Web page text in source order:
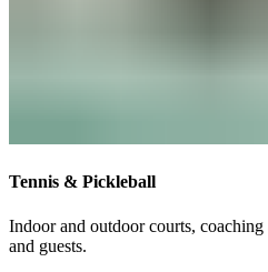
Tennis & Pickleball​​​​‌ ‍ ​‍​‍‌‍ ‌ ​‍‌‍‍‌‌‍‌ ‌‍‍‌‌‍ ‍​‍​‍​ ‍‍​‍​‍‌ ​ ‌‍​‌‌‍ ‍‌‍‍‌‌ ‌​‌ ‍‌​‍ ‍‌‍‍‌‌‍ ​‍​‍​‍ ​​‍​‍‌‍‍​‌ ​‍‌‍‌‌‌‍‌‍​‍​‍​ ‍‍​‍​‍‌‍‍​‌ ‌​‌ ‌​‌ ​​‌ ​ ​ ‍‍​‍ ​‍ ‌‍ ​​‍ ‌‌‍​‌‌‍ ‍‌‍‌​​‍ ‌‌ ​‍​‍ ‌‌‍‍​‌‍ ‌ ‌​‌‍‌‌‌‍ ​‌ ​ ​‍ ‌‌ ​ ‌ ‌​‌ ‌‌‌‍‌​‌‍‍‌‌‍ ​‍ ‍‌ ‌‍‌‍‌‌‌ ​‍‌‍​ ‌‍‌‌‌‍ ​​‍ ‍‌‍​‌‌ ​​‌ ​​​‍ ‌‍‍‌‌‍ ‍‌ ‌​‌‍‌‌‌‍ ‍‌ ‌​​‍ ‌‍‌‌‌‍‌​‌‍‍‌‌ ‌​​‍ ‌‍ ‌‌‍ ‌‍‌​‌‍‌‌​ ‌‌ ​​‌ ​‍‌‍‌‌‌ ​ ‌‍‌‌‌‍ ‍‌ ‌​‌‍​‌‌ ‌​‌‍‍‌‌‍ ‌‍ ‍​ ‍ ‌‍‍‌‌‍‌​​ ‌​ ​‌‌‍‌‍​ ‌‌‌‍​ ​ ​ ​ ‍​‌‍​‌‌‍​‌​‍ ‌​ ‍​​ ‍​​ ‌​​ ‍​​‍ ‌​ ‌​​ ​‍‌‍‌‌‌‍‌‍​‍ ‌​ ‍‌​ ‍​​ ​​‌‍‌‌​‍ ‌​ ‌ ‌‍‌​​ ‌​‌‍‌‌‌‍​ ‌‍‌​​ ‍‌​ ‍​​ ​ ‌‍​ ‌‍​‌‌‍‌‌​ ‍ ‌ ‌​‌ ‍‌‌ ​​‌‍‌‌​ ‌‌‍‍​‌‍ ‌ ‌​‌‍‌‌‌‍ ​‌‌​ ‌‍‍‌‌ ‌​‌‍‌‌‌‌​​‌‍​‌‌‍‌ ‌‍‌‌​ ‍ ‌ ​​‌‍​‌‌ ‌​‌‍‍​​ ‌‌ ​​‌‍​‌‌‍‌ ‌‍‌‌‌​​‍‌ ‌‌‌‍‍‌‌‍ ​‌‍‌​‌‍‌‌‌ ​‍​‍‌‌​ ‌‌‌​​‍‌‌ ‌‍‍ ‌‍‌‌‌ ‍‌​‍‌‌​ ​ ‌​‌​​‍‌‌​ ​ ‌​‌​​‍‌‌​ ​‍​ ​‍​ ‌ ​ ‌‌​ ‍​​ ‌ ​ ‍‌‌‍‌​‌‍​‍‌‍​ ‌‍‌‌‌‍​‍‌‍​ ‌‍‌‍​‍‌‌​ ​‍​ ​‍​‍‌‌​ ‌‌‌​‌​​‍ ‍‌‍​ ‌‍ ‌‍ ‍‌ ‌​‌‍‌‌‌‍ ‍‌ ‌​​‍‌‌​ ‌‌‌​​‍‌‌ ‌‍‍ ‌‍‌‌‌ ‍‌​‍‌‌​ ​ ‌​‌​​‍‌‌​ ​ ‌​‌​​‍‌‌​ ​‍​ ​‍‌‍‌‍​ ​‌‌‍‌‍​ ‌‌‌‍​‍​ ​​​ ​‍​ ‌ ​ ‍​​ ‌ ​ ​‍​ ‌​​‍‌‌​ ​‍​ ​‍​‍‌‌​ ‌‌‌​‌​​‍ ‍‌ ‌​‌‍‍‌‌ ‌​‌‍ ​‌‍‌‌​ ‌‍​‍‌‍​‌‌ ​ ‌‍‌‌‌‌‌‌‌ ​‍‌‍ ​​ ‌‌‍‍​‌ ‌​‌ ‌​‌ ​​‌ ​ ​‍‌‌​ ​ ‌​​‌​‍‌‌​ ​‍‌​‌‍​‍‌‌​ ​‍‌​‌‍‌‍ ​​‍ ‌‌‍​‌‌‍ ‍‌‍‌​​‍ ‌‌ ​‍​‍ ‌‌‍‍​‌‍ ‌ ‌​‌‍‌‌‌‍ ​‌ ​ ​‍ ‌‌ ​ ‌ ‌​‌ ‌‌‌‍‌​‌‍‍‌‌‍ ​‍ ‍‌ ‌‍‌‍‌‌‌ ​‍‌‍​ ‌‍‌‌‌‍ ​​‍ ‍‌‍​‌‌ ​​‌ ​​​‍‌‍‌‍‍‌‌‍‌​​ ‌​ ​‌‌‍‌‍​ ‌‌‌‍​ ​ ​ ​ ‍​‌‍​‌‌‍​‌​‍ ‌​ ‍​​ ‍​​ ‌​​ ‍​​‍ ‌​ ‌​​ ​‍‌‍‌‌‌‍‌‍​‍ ‌​ ‍‌​ ‍​​ ​​‌‍‌‌​‍ ‌​ ‌ ‌‍‌​​ ‌​‌‍‌‌‌‍​ ‌‍‌​​ ‍‌​ ‍​​ ​ ‌‍​ ‌‍​‌‌‍‌‌​‍‌‍‌ ‌​‌ ‍‌‌ ​​‌‍‌‌​ ‌‌‍‍​‌‍ ‌ ‌​‌‍‌‌‌‍ ​‌‌​ ‌‍‍‌‌ ‌​‌‍‌‌‌‌​​‌‍​‌‌‍‌ ‌‍‌‌​‍‌‍‌ ​​‌‍​‌‌ ‌​‌‍‍​​ ‌‌ ​​‌‍​‌‌‍‌ ‌‍‌‌‌​​‍‌ ‌‌‌‍‍‌‌‍ ​‌‍‌​‌‍‌‌‌ ​‍​‍‌‌​ ‌‌‌​​‍‌‌ ‌‍‍ ‌‍‌‌‌ ‍‌​‍‌‌​ ​ ‌​‌​​‍‌‌​ ​ ‌​‌​​‍‌‌​ ​‍​ ​‍​ ‌ ​ ‌‌​ ‍​​ ‌ ​ ‍‌‌‍‌​‌‍​‍‌‍​ ‌‍‌‌‌‍​‍‌‍​ ‌‍‌‍​‍‌‌​ ​‍​ ​‍​‍‌‌​ ‌‌‌​‌​​‍ ‍‌‍​ ‌‍ ‌‍ ‍‌ ‌​‌‍‌‌‌‍ ‍‌ ‌​​‍‌‌​ ‌‌‌​​‍‌‌ ‌‍‍ ‌‍‌‌‌ ‍‌​‍‌‌​ ​ ‌​‌​​‍‌‌​ ​ ‌​‌​​‍‌‌​ ​‍​ ​‍‌‍‌‍​ ​‌‌‍‌‍​ ‌‌‌‍​‍​ ​​​ ​‍​ ‌ ​ ‍​​ ‌ ​ ​‍​ ‌​​‍‌‌​ ​‍​ ​‍​‍‌‌​ ‌‌‌​‌​​‍ ‍‌ ‌​‌‍‍‌‌ ‌​‌‍ ​‌‍‌‌​‍‌‍‌ ​​‌‍‌‌‌ ​‍‌ ​ ‌ ​​‌‍‌‌‌‍​ ‌ ‌​‌‍‍‌‌ ‌‍‌‍‌‌​ ‌‌ ​​‌ ‌‌‌‍​‍‌‍ ​‌‍‍‌‌ ​ ‌‍‍​‌‍‌‌‌‍‌​​‍​‍‌ ‌
Indoor and outdoor courts,
and guests. ​​​​‌ ‍ ​‍​‍‌‍ ‌ ​‍‌‍‍‌‌‍‌ ‌‍‍‌‌‍ ‍​‍​‍​ ‍‍​‍​‍‌ ​ ‌‍​‌‌‍ ‍‌‍‍‌‌ ‌​‌ ‍‌​‍ ‍‌‍‍‌‌‍ ​‍​‍​‍ ​​‍​‍‌‍‍​‌ ​‍‌‍‌‌‌‍‌‍​‍​‍​ ‍‍​‍​‍‌‍‍​‌ ‌​‌ ‌​‌ ​​‌ ​ ​ ‍‍​‍ ​‍ ‌‍ ​​‍ ‌‌‍​‌‌‍ ‍‌‍‌​​‍ ‌‌ ​‍​‍ ‌‌‍‍​‌‍ ‌ ‌​‌‍‌‌‌‍ ​‌ ​ ​‍ ‌‌ ​ ‌ ‌​‌ ‌‌‌‍‌​‌‍‍‌‌‍ ​‍ ‍‌ ‌‍‌‍‌‌‌ ​‍‌‍​ ‌‍‌‌‌‍ ​​‍ ‍‌‍​‌‌ ​​‌ ​​​‍ ‌‍‍‌‌‍ ‍‌ ‌​‌‍‌‌‌‍ ‍‌ ‌​​‍ ‌‍‌‌‌‍‌​‌‍‍‌‌ ‌​​‍ ‌‍ ‌‌‍ ‌‍‌​‌‍‌‌​ ‌‌ ​​‌ ​‍‌‍‌‌‌ ​ ‌‍‌‌‌‍ ‍‌ ‌​‌‍​‌‌ ‌​‌‍‍‌‌‍ ‌‍ ‍​ ‍ ‌‍‍‌‌‍‌​​ ‌​ ​‌‌‍‌‍​ ‌‌‌‍​ ​ ​ ​ ‍​‌‍​‌‌‍​‌​‍ ‌​ ‍​​ ‍​​ ‌​​ ‍​​‍ ‌​ ‌​​ ​‍‌‍‌‌‌‍‌‍​‍ ‌​ ‍‌​ ‍​​ ​​‌‍‌‌​‍ ‌​ ‌ ‌‍‌​​ ‌​‌‍‌‌‌‍​ ‌‍‌​​ ‍‌​ ‍​​ ​ ‌‍​ ‌‍​‌‌‍‌‌​ ‍ ‌ ‌​‌ ‍‌‌ ​​‌‍‌‌​ ‌‌‍‍​‌‍ ‌ ‌​‌‍‌‌‌‍ ​‌‌​ ‌‍‍‌‌ ‌​‌‍‌‌‌‌​​‌‍​‌‌‍‌ ‌‍‌‌​ ‍ ‌ ​​‌‍​‌‌ ‌​‌‍‍​​ ‌‌ ​​‌‍​‌‌‍‌ ‌‍‌‌‌​​‍‌ ‌‌‌‍‍‌‌‍ ​‌‍‌​‌‍‌‌‌ ​‍​‍‌‌​ ‌‌‌​​‍‌‌ ‌‍‍ ‌‍‌‌‌ ‍‌​‍‌‌​ ​ ‌​‌​​‍‌‌​ ​ ‌​‌​​‍‌‌​ ​‍​ ​‍​ ‌ ​ ‌‌​ ‍​​ ‌ ​ ‍‌‌‍‌​‌‍​‍‌‍​ ‌‍‌‌‌‍​‍‌‍​ ‌‍‌‍​‍‌‌​ ​‍​ ​‍​‍‌‌​ ‌‌‌​‌​​‍ ‍‌‍​ ‌‍ ‌‍ ‍‌ ‌​‌‍‌‌‌‍ ‍‌ ‌​​‍‌‌​ ‌‌‌​​‍‌‌ ‌‍‍ ‌‍‌‌‌ ‍‌​‍‌‌​ ​ ‌​‌​​‍‌‌​ ​ ‌​‌​​‍‌‌​ ​‍​ ​‍‌‍‌‍​ ​‌‌‍‌‍​ ‌‌‌‍​‍​ ​​​ ​‍​ ‌ ​ ‍​​ ‌ ​ ​‍​ ‌​​‍‌‌​ ​‍​ ​‍​‍‌‌​ ‌‌‌​‌​​‍ ‍‌‍‌‌‌ ‍​‌‍​ ‌‍‌‌‌ ​‍‌ ​​‌ ‌​​ ‌‍​‍‌‍​‌‌ ​ ‌‍‌‌‌‌‌‌‌ ​‍‌‍ ​​ ‌‌‍‍​‌ ‌​‌ ‌​‌ ​​‌ ​ ​‍‌‌​ ​ ‌​​‌​‍‌‌​ ​‍‌​‌‍​‍‌‌​ ​‍‌​‌‍‌‍ ​​‍ ‌‌‍​‌‌‍ ‍‌‍‌​​‍ ‌‌ ​‍​‍ ‌‌‍‍​‌‍ ‌ ‌​‌‍‌‌‌‍ ​‌ ​ ​‍ ‌‌ ​ ‌ ‌​‌ ‌‌‌‍‌​‌‍‍‌‌‍ ​‍ ‍‌ ‌‍‌‍‌‌‌ ​‍‌‍​ ‌‍‌‌‌‍ ​​‍ ‍‌‍​‌‌ ​​‌ ​​​‍‌‍‌‍‍‌‌‍‌​​ ‌​ ​‌‌‍‌‍​ ‌‌‌‍​ ​ ​ ​ ‍​‌‍​‌‌‍​‌​‍ ‌​ ‍​​ ‍​​ ‌​​ ‍​​‍ ‌​ ‌​​ ​‍‌‍‌‌‌‍‌‍​‍ ‌​ ‍‌​ ‍​​ ​​‌‍‌‌​‍ ‌​ ‌ ‌‍‌​​ ‌​‌‍‌‌‌‍​ ‌‍‌​​ ‍‌​ ‍​​ ​ ‌‍​ ‌‍​‌‌‍‌‌​‍‌‍‌ ‌​‌ ‍‌‌ ​​‌‍‌‌​ ‌‌‍‍​‌‍ ‌ ‌​‌‍‌‌‌‍ ​‌‌​ ‌‍‍‌‌ ‌​‌‍‌‌‌‌​​‌‍​‌‌‍‌ ‌‍‌‌​‍‌‍‌ ​​‌‍​‌‌ ‌​‌‍‍​​ ‌‌ ​​‌‍​‌‌‍‌ ‌‍‌‌‌​​‍‌ ‌‌‌‍‍‌‌‍ ​‌‍‌​‌‍‌‌‌ ​‍​‍‌‌​ ‌‌‌​​‍‌‌ ‌‍‍ ‌‍‌‌‌ ‍‌​‍‌‌​ ​ ‌​‌​​‍‌‌​ ​ ‌​‌​​‍‌‌​ ​‍​ ​‍​ ‌ ​ ‌‌​ ‍​​ ‌ ​ ‍‌‌‍‌​‌‍​‍‌‍​ ‌‍‌‌‌‍​‍‌‍​ ‌‍‌‍​‍‌‌​ ​‍​ ​‍​‍‌‌​ ‌‌‌​‌​​‍ ‍‌‍​ ‌‍ ‌‍ ‍‌ ‌​‌‍‌‌‌‍ ‍‌ ‌​​‍‌‌​ ‌‌‌​​‍‌‌ ‌‍‍ ‌‍‌‌‌ ‍‌​‍‌‌​ ​ ‌​‌​​‍‌‌​ ​ ‌​‌​​‍‌‌​ ​‍​ ​‍‌‍‌‍​ ​‌‌‍‌‍​ ‌‌‌‍​‍​ ​​​ ​‍​ ‌ ​ ‍​​ ‌ ​ ​‍​ ‌​​‍‌‌​ ​‍​ ​‍​‍‌‌​ ‌‌‌​‌​​‍ ‍‌‍‌‌‌ ‍​‌‍​ ‌‍‌‌‌ ​‍‌ ​​‌ ‌​​‍‌‍‌ ​​‌‍‌‌‌ ​‍‌ ​ ‌ ​​‌‍‌‌‌‍​ ‌ ‌​‌‍‍‌‌ ‌‍‌‍‌‌​ ‌‌ ​​‌ ‌‌‌‍​‍‌‍ ​‌‍‍‌‌ ​ ‌‍‍​‌‍‌‌‌‍‌​​‍​‍‌ ‌